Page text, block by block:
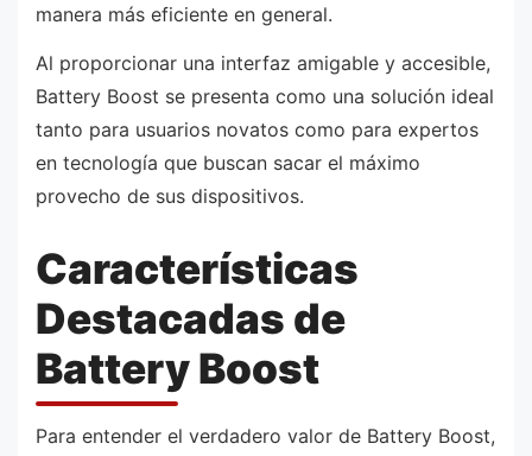
manera más eficiente en general.
Al proporcionar una interfaz amigable y accesible,
Battery Boost se presenta como una solución ideal
tanto para usuarios novatos como para expertos
en tecnología que buscan sacar el máximo
provecho de sus dispositivos.
Características
Destacadas de
Battery Boost
Para entender el verdadero valor de Battery Boost,